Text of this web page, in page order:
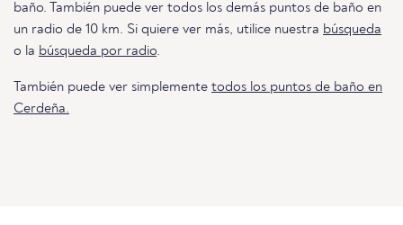
baño. También puede ver todos los demás puntos de baño en
un radio de 10 km. Si quiere ver más, utilice nuestra búsqueda
o la búsqueda por radio.
También puede ver simplemente todos los puntos de baño en
Cerdeña.